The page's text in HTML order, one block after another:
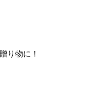
り物に！